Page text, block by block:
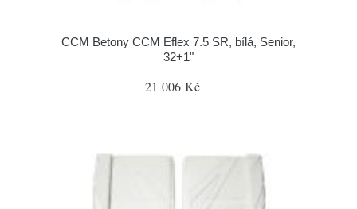
CCM Betony CCM Eflex 7.5 SR, bílá, Senior,
32+1"
21 006 Kč